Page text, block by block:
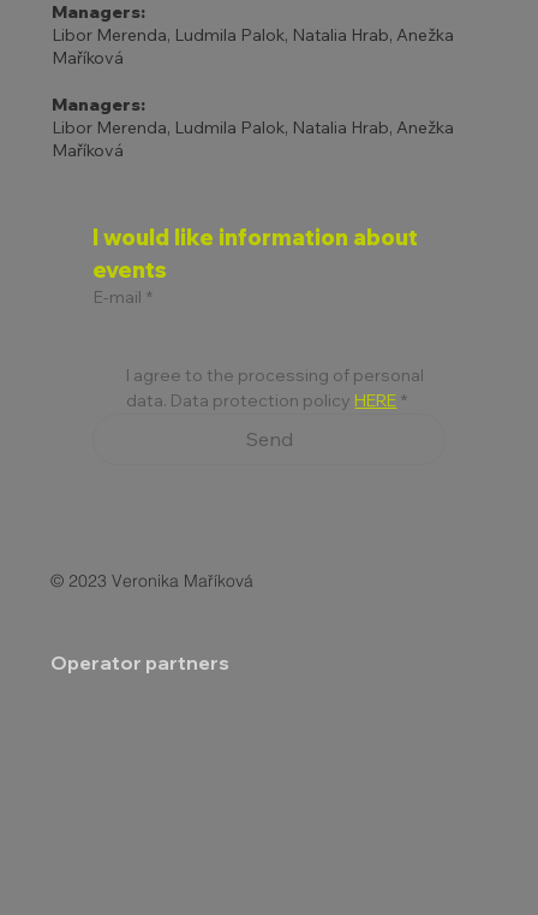
Managers:
Libor Merenda, Ludmila Palok, Natalia Hrab, Anežka
Maříková
Managers:
Libor Merenda, Ludmila Palok, Natalia Hrab, Anežka
Maříková
I would like information about
events
E-mail *
I agree to the processing of personal
data. Data protection policy HERE *
Send
© 2023 Veronika Maříková
Operator partners